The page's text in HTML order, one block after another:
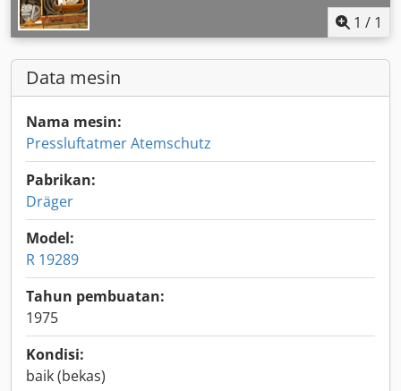
1 / 1
Data mesin
Nama mesin:
Pressluftatmer Atemschutz
Pabrikan:
Dräger
Model:
R 19289
Tahun pembuatan:
1975
Kondisi:
baik (bekas)